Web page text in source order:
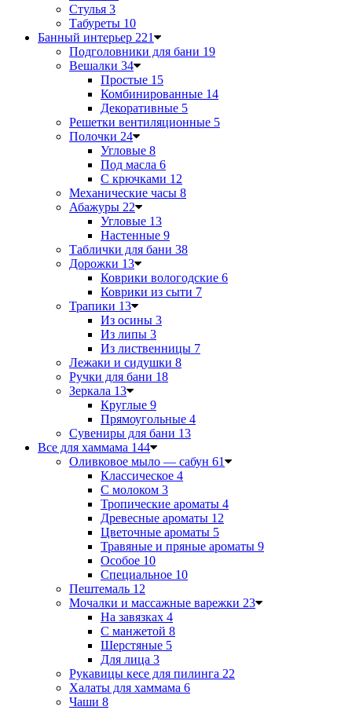
Стулья 3
Табуреты 10
Банный интерьер 221
Подголовники для бани 19
Вешалки 34
Простые 15
Комбинированные 14
Декоративные 5
Решетки вентиляционные 5
Полочки 24
Угловые 8
Под масла 6
С крючками 12
Механические часы 8
Абажуры 22
Угловые 13
Настенные 9
Таблички для бани 38
Дорожки 13
Коврики вологодские 6
Коврики из сыти 7
Трапики 13
Из осины 3
Из липы 3
Из лиственницы 7
Лежаки и сидушки 8
Ручки для бани 18
Зеркала 13
Круглые 9
Прямоугольные 4
Сувениры для бани 13
Все для хаммама 144
Оливковое мыло — сабун 61
Классическое 4
С молоком 3
Тропические ароматы 4
Древесные ароматы 12
Цветочные ароматы 5
Травяные и пряные ароматы 9
Особое 10
Специальное 10
Пештемаль 12
Мочалки и массажные варежки 23
На завязках 4
С манжетой 8
Шерстяные 5
Для лица 3
Рукавицы кесе для пилинга 22
Халаты для хаммама 6
Чаши 8